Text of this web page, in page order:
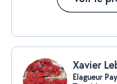
Xavier
Elagueur